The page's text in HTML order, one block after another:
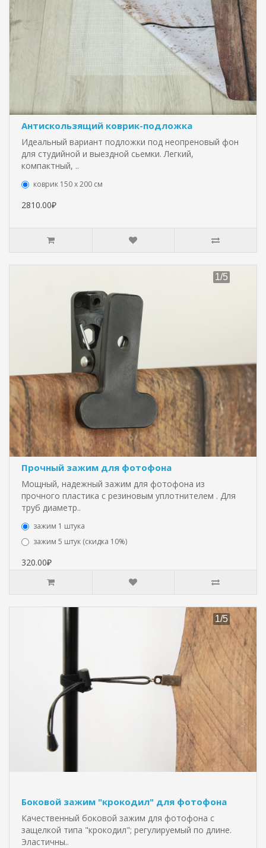
Антискользящий коврик-подложка
Идеальный вариант подложки под неопреновый фон
для студийной и выездной сьемки. Легкий,
компактный, ..
коврик 150 х 200 см
2810.00₽
Прочный зажим для фотофона
Мощный, надежный зажим для фотофона из
прочного пластика с резиновым уплотнителем . Для
труб диаметр..
зажим 1 штука
зажим 5 штук (скидка 10%)
320.00₽
Боковой зажим "крокодил" для фотофона
Качественный боковой зажим для фотофона с
защелкой типа "крокодил"; регулируемый по длине.
Эластичны..